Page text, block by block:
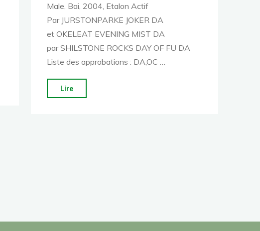
Male, Bai, 2004, Etalon Actif
Par JURSTONPARKE JOKER DA
et OKELEAT EVENING MIST DA
par SHILSTONE ROCKS DAY OF FU DA
Liste des approbations : DA,OC …
Lire